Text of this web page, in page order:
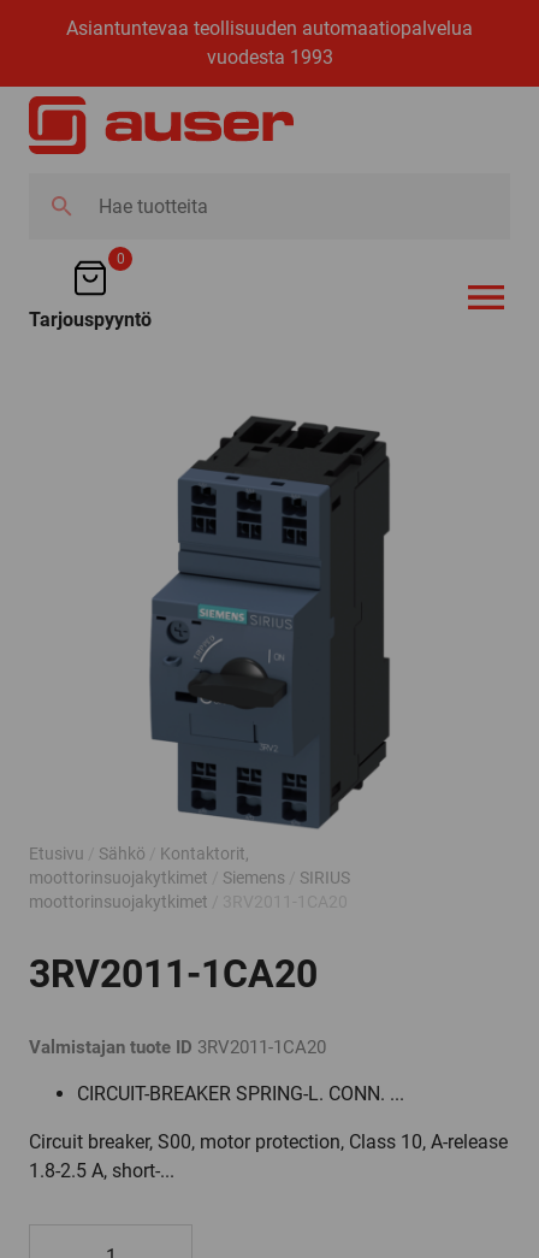
Asiantuntevaa teollisuuden automaatiopalvelua
vuodesta 1993
tuotteita
0
Tarjouspyyntö
Etusivu Sähkö
Kontaktorit,
moottorinsuojakytkimet
Siemens
SIRIUS
moottorinsuojakytkimet
3RV2011-1CA20
Valmistajan tuote ID 3RV2011-1CA20
CIRCUIT-BREAKER SPRING-L. CONN. ...
Circuit breaker, S00, motor protection, Class 10, A-release
1.8-2.5 A, short-...